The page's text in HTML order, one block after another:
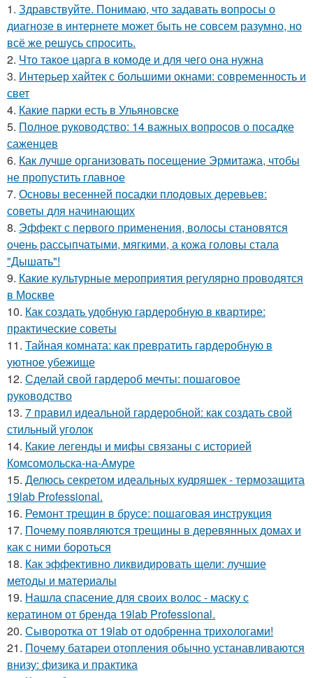
1. Здравствуйте. Понимаю, что задавать вопросы о
диагнозе в интернете может быть не совсем разумно, но
всё же решусь спросить.
2. Что такое царга в комоде и для чего она нужна
3. Интерьер хайтек с большими окнами: современность и
свет
4. Какие парки есть в Ульяновске
5. Полное руководство: 14 важных вопросов о посадке
саженцев
6. Как лучше организовать посещение Эрмитажа, чтобы
не пропустить главное
7. Основы весенней посадки плодовых деревьев:
советы для начинающих
8. Эффект с первого применения, волосы становятся
очень рассыпчатыми, мягкими, а кожа головы стала
"Дышать"!
9. Какие культурные мероприятия регулярно проводятся
в Москве
10. Как создать удобную гардеробную в квартире:
практические советы
11. Тайная комната: как превратить гардеробную в
уютное убежище
12. Сделай свой гардероб мечты: пошаговое
руководство
13. 7 правил идеальной гардеробной: как создать свой
стильный уголок
14. Какие легенды и мифы связаны с историей
Комсомольска-на-Амуре
15. Делюсь секретом идеальных кудряшек - термозащита
19lab Professional.
16. Ремонт трещин в брусе: пошаговая инструкция
17. Почему появляются трещины в деревянных домах и
как с ними бороться
18. Как эффективно ликвидировать щели: лучшие
методы и материалы
19. Нашла спасение для своих волос - маску с
кератином от бренда 19lab Professional.
20. Сыворотка от 19lab от одобренна трихологами!
21. Почему батареи отопления обычно устанавливаются
внизу: физика и практика